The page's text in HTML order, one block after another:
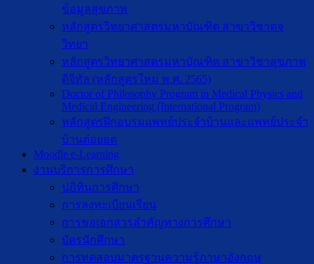
ข้อมูลสุขภาพ
หลักสูตรวิทยาศาสตรมหาบัณฑิต สาขาวิชาตจ
วิทยา
หลักสูตรวิทยาศาสตรมหาบัณฑิต สาขาวิชาสุขภาพ
ดิจิทัล (หลักสูตรใหม่ พ.ศ. 2565)
Doctor of Philosophy Program in Medical Physics and
Medical Engineering (International Program)
หลักสูตรฝึกอบรมแพทย์ประจำบ้านและแพทย์ประจำ
บ้านต่อยอด
Moodle e-Learning
งานบริการการศึกษา
ปฎิทินการศึกษา
การลงทะเบียนเรียน
การขอเอกสารสำคัญทางการศึกษา
บัตรนักศึกษา
การทดสอบมาตรฐานความรู้ภาษาอังกฤษ